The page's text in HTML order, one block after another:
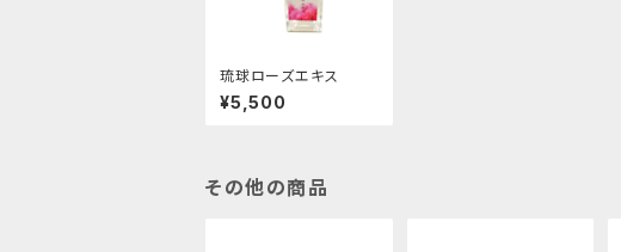
琉球ローズエキス
¥5,500
その他の商品